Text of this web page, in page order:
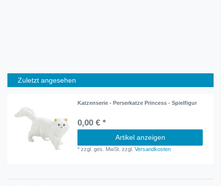
Zuletzt angesehen
Katzenserie - Perserkatze Princess - Spielfigur
0,00 € *
Artikel anzeigen
*zzgl. ges. MwSt. zzgl.Versandkosten